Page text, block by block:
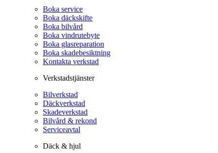
Boka service
Boka däckskifte
Boka bilvård
Boka vindrutebyte
Boka glasreparation
Boka skadebesiktning
Kontakta verkstad
Verkstadstjänster
Bilverkstad
Däckverkstad
Skadeverkstad
Bilvård & rekond
Serviceavtal
Däck & hjul